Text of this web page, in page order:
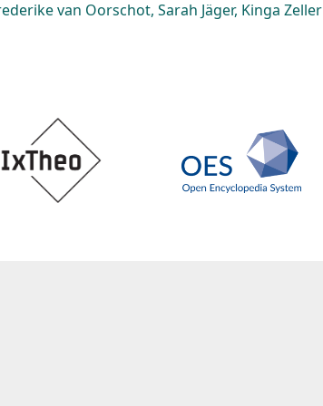
van Oorschot, Sarah Jäger, Kinga Zeller